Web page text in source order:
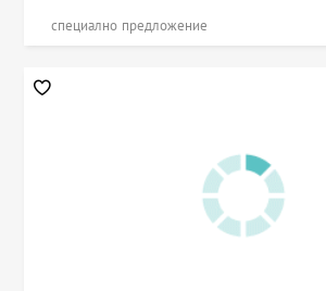
специално предложение